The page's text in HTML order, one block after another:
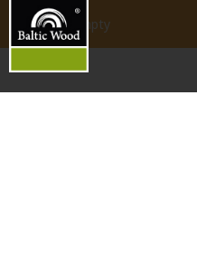
products_empty